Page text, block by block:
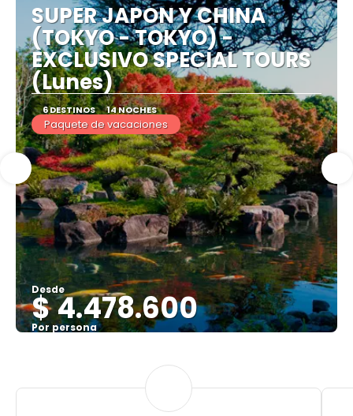
SUPER JAPON Y CHINA
(TOKYO - TOKYO) -
EXCLUSIVO SPECIAL TOURS
(Lunes)
6 DESTINOS 14 NOCHES
Paquete de vacaciones
Desde
$ 4.478.600
Por persona